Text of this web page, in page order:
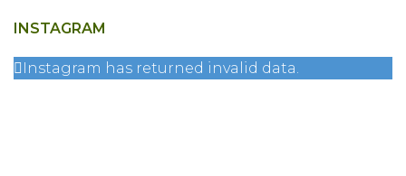
INSTAGRAM
Instagram has returned invalid data.